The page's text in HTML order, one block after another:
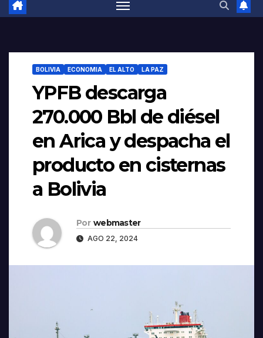
BOLIVIA ECONOMIA EL ALTO LA PAZ
YPFB descarga
270.000 Bbl de diésel
en Arica y despacha el
producto en cisternas
a Bolivia
Por webmaster
AGO 22, 2024